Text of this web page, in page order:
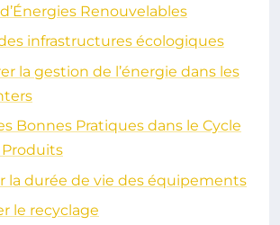
Renouvelables
infrastructures écologiques
la gestion de l’énergie dans les
Bonnes Pratiques dans le Cycle
la durée de vie des équipements
le recyclage